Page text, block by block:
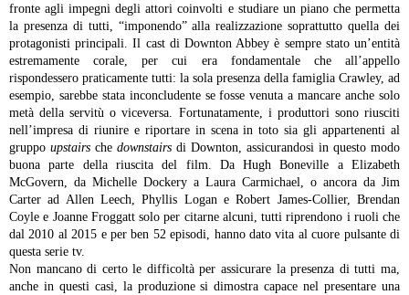
fronte agli impegni degli attori coinvolti e studiare un piano che permetta
la presenza di tutti, “imponendo” alla realizzazione soprattutto quella dei
protagonisti principali. Il cast di Downton Abbey è sempre stato un’entità
estremamente corale, per cui era fondamentale che all’appello
rispondessero praticamente tutti: la sola presenza della famiglia Crawley, ad
esempio, sarebbe stata inconcludente se fosse venuta a mancare anche solo
metà della servitù o viceversa.
Fortunatamente, i produttori sono riusciti
nell’impresa di riunire e riportare in scena in toto sia gli appartenenti al
gruppo upstairs che downstairs di Downton, assicurandosi in questo modo
buona parte della riuscita del film. Da Hugh Boneville a Elizabeth
McGovern, da Michelle Dockery a Laura Carmichael, o ancora da Jim
Carter ad Allen Leech, Phyllis Logan e Robert James-Collier, Brendan
Coyle e Joanne Froggatt solo per citarne alcuni, tutti riprendono i ruoli che
dal 2010 al 2015 e per ben 52 episodi, hanno dato vita al cuore pulsante di
questa serie tv.
Non mancano di certo le difficoltà per assicurare la presenza di tutti ma,
anche in questi casi, la produzione si dimostra capace nel presentare una